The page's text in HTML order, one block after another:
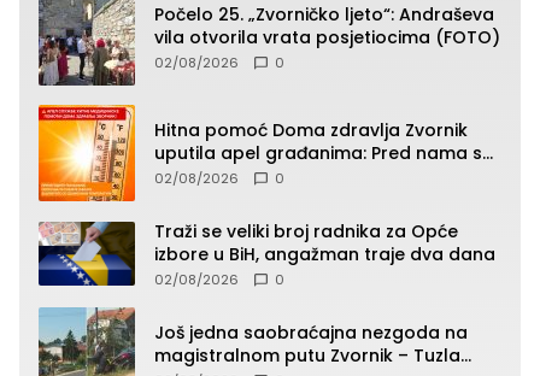
Počelo 25. „Zvorničko ljeto“: Andraševa
vila otvorila vrata posjetiocima (FOTO)
02/08/2026 0
Hitna pomoć Doma zdravlja Zvornik
uputila apel građanima: Pred nama su
temperature do 40°C, oprez zbog
02/08/2026 0
Traži se veliki broj radnika za Opće
izbore u BiH, angažman traje dva dana
02/08/2026 0
Još jedna saobraćajna nezgoda na
magistralnom putu Zvornik – Tuzla